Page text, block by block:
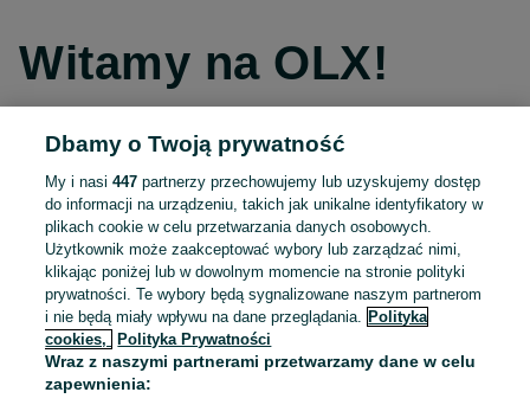
Witamy na OLX!
Kontynuuj przez Facebooka
Kontynuuj przez konto Apple
Kontynuuj przez konto Google
LUB
Dbamy o Twoją prywatność
My i nasi447 partnerzy przechowujemy lub uzyskujemy dostęp
do informacji na urządzeniu, takich jak unikalne identyfikatory w
plikach cookie w celu przetwarzania danych osobowych.
Użytkownik może zaakceptować wybory lub zarządzać nimi,
klikając poniżej lub w dowolnym momencie na stronie polityki
prywatności. Te wybory będą sygnalizowane naszym partnerom
i nie będą miały wpływu na dane przeglądania.
Polityka
cookies,
Polityka Prywatności
Wraz z naszymi partnerami przetwarzamy dane w celu
zapewnienia: